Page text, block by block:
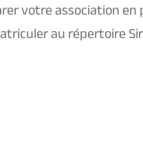
votre association
au répertoire